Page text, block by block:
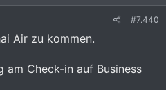
#7.440
Air zu kommen.
am Check-in auf Business